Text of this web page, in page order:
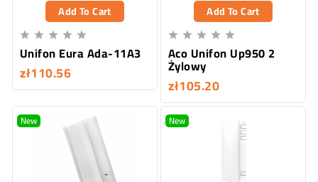
Add To Cart
    
Unifon Eura Ada-11A3
zł110.56
Add To Cart
    
Aco Unifon Up950 2
Żylowy
zł105.20
New New